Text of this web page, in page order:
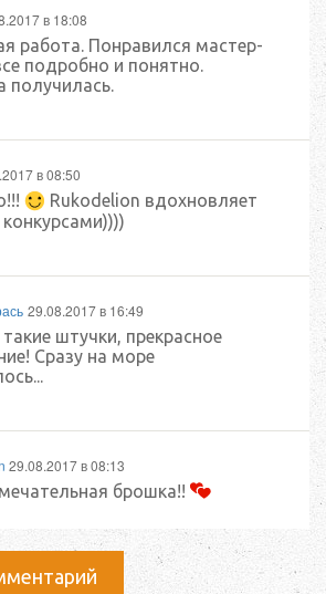
в 18:08
работа. Понравился мастер-
подробно и понятно.
получилась.
в 08:50
Rukodelion вдохновляет
29.08.2017 в 16:49
штучки, прекрасное
Сразу на море
29.08.2017 в 08:13
брошка!!